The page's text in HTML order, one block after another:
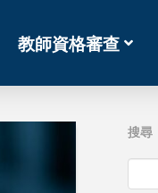
教師資格審查
搜尋